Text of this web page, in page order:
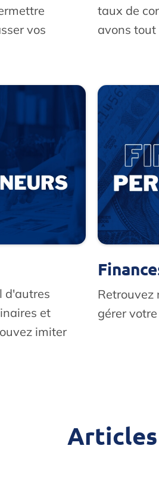
vos
taux de
avons
d'autres
et
imiter
Retrouvez
gérer